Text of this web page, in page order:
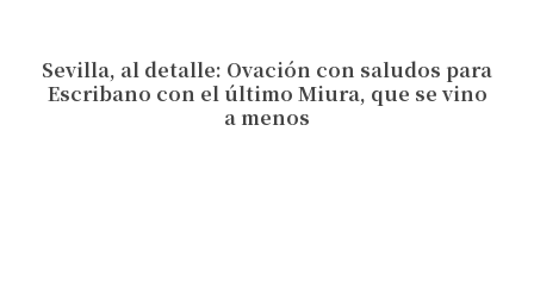
Sevilla, al detalle: Ovación con saludos para
Escribano con el último Miura, que se vino
a menos